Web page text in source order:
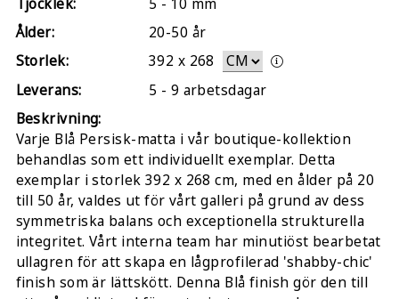
Tjocklek:
5 - 10 mm
Ålder:
20-50 år
Storlek:
392 x 268
Leverans:
5 - 9 arbetsdagar
Beskrivning:
Varje Blå Persisk-matta i vår boutique-kollektion
behandlas som ett individuellt exemplar. Detta
exemplar i storlek 392 x 268 cm, med en ålder på 20
till 50 år, valdes ut för vårt galleri på grund av dess
symmetriska balans och exceptionella strukturella
integritet. Vårt interna team har minutiöst bearbetat
ullagren för att skapa en lågprofilerad 'shabby-chic'
finish som är lättskött. Denna Blå finish gör den till